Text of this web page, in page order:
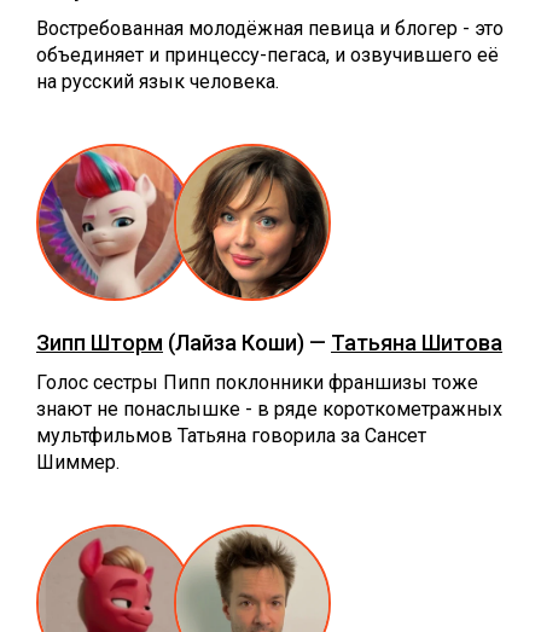
Востребованная молодёжная певица и блогер - это
объединяет и принцессу-пегаса, и озвучившего её
на русский язык человека.
Зипп Шторм (Лайза Коши) — Татьяна Шитова
Голос сестры Пипп поклонники франшизы тоже
знают не понаслышке - в ряде короткометражных
мультфильмов Татьяна говорила за Сансет
Шиммер.